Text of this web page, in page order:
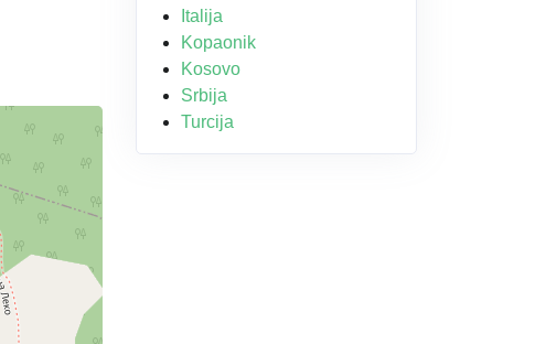
Italija
Kopaonik
Kosovo
Srbija
Turcija